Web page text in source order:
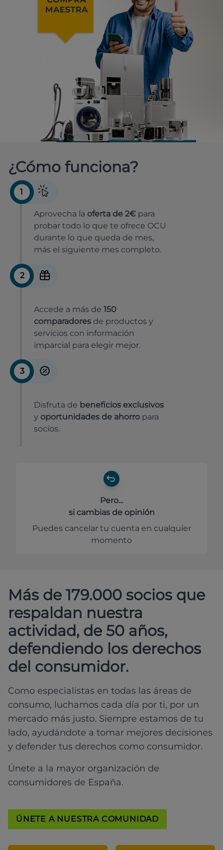
¿Cómo funciona?
1
Aprovecha la oferta de 2€ para
probar todo lo que te ofrece OCU
durante lo que queda de mes,
más el siguiente mes completo.
2
Accede a más de 150
comparadores de productos y
servicios con información
imparcial para elegir mejor.
3
Disfruta de beneficios exclusivos
y oportunidades de ahorro para
socios.
Pero...
si cambias de opinión
Puedes cancelar tu cuenta en cualquier
momento
Más de 179.000 socios que
respaldan nuestra
actividad, de 50 años,
defendiendo los derechos
del consumidor.
Como especialistas en todas las áreas de
consumo, luchamos cada día por ti, por un
mercado más justo. Siempre estamos de tu
lado, ayudándote a tomar mejores decisiones
y defender tus derechos como consumidor.
Únete a la mayor organización de
consumidores de España.
ÚNETE A NUESTRA COMUNIDAD